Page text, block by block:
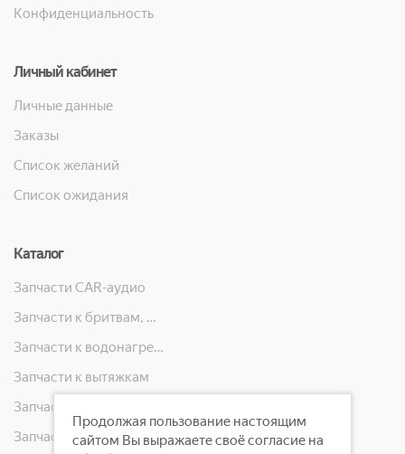
Конфиденциальность
Личный кабинет
Личные данные
Заказы
Список желаний
Список ожидания
Каталог
Запчасти CAR-аудио
Запчасти к бритвам, машинкам для стрижки, фенам, эпиляторам, зубным щёткам
Запчасти к водонагревателям
Запчасти к вытяжкам
Запчасти к масляным радиаторам, вентиляторам, увлажнителям воздуха и теплотехнике
Продолжая пользование настоящим
сайтом Вы выражаете своё согласие на